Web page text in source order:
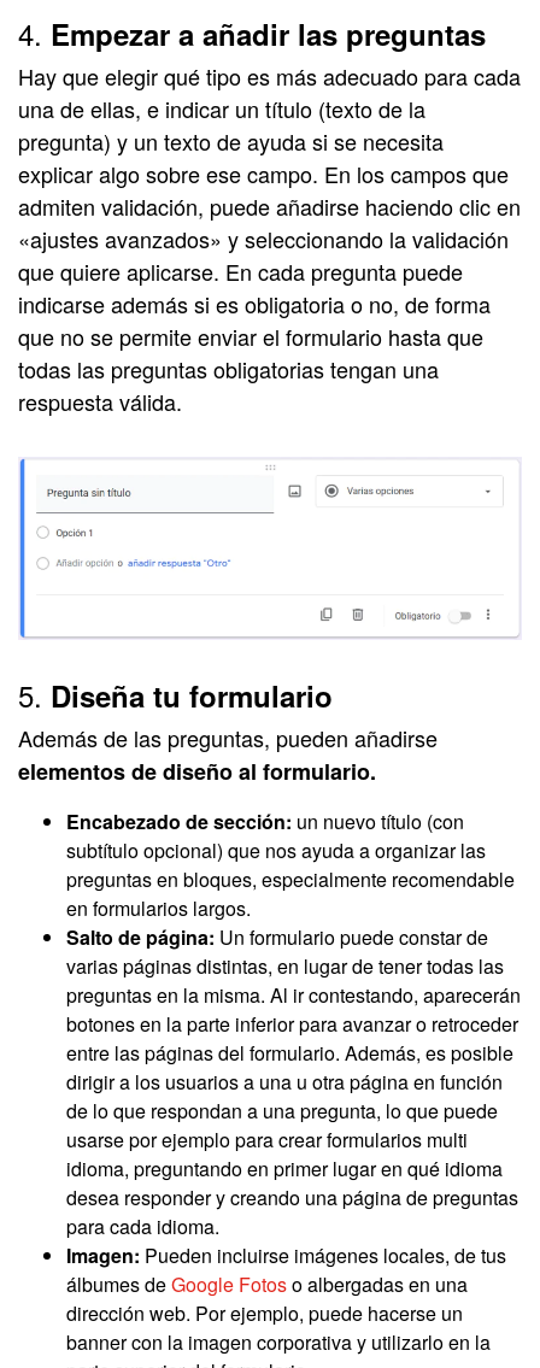
4. Empezar a añadir las preguntas
Hay que elegir qué tipo es más adecuado para cada
una de ellas, e indicar un título (texto de la
pregunta) y un texto de ayuda si se necesita
explicar algo sobre ese campo. En los campos que
admiten validación, puede añadirse haciendo clic en
«ajustes avanzados» y seleccionando la validación
que quiere aplicarse. En cada pregunta puede
indicarse además si es obligatoria o no, de forma
que no se permite enviar el formulario hasta que
todas las preguntas obligatorias tengan una
respuesta válida.
5. Diseña tu formulario
Además de las preguntas, pueden añadirse
elementos de diseño al formulario.
Encabezado de sección: un nuevo título (con
subtítulo opcional) que nos ayuda a organizar las
preguntas en bloques, especialmente recomendable
en formularios largos.
Salto de página: Un formulario puede constar de
varias páginas distintas, en lugar de tener todas las
preguntas en la misma. Al ir contestando, aparecerán
botones en la parte inferior para avanzar o retroceder
entre las páginas del formulario. Además, es posible
dirigir a los usuarios a una u otra página en función
de lo que respondan a una pregunta, lo que puede
usarse por ejemplo para crear formularios multi
idioma, preguntando en primer lugar en qué idioma
desea responder y creando una página de preguntas
para cada idioma.
Imagen: Pueden incluirse imágenes locales, de tus
álbumes deGoogle Fotoso albergadas en una
dirección web. Por ejemplo, puede hacerse un
banner con la imagen corporativa y utilizarlo en la